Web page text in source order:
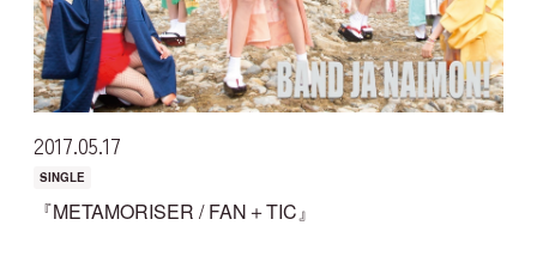
20170517
SINGLE
『METAMORISER / FAN＋TIC』